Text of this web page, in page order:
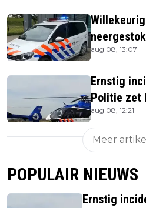
aug 08, 13:07
Ernstig
Politie zet
aug 08, 12:21
Meer
POPULAIR NIEUWS
Ernstig